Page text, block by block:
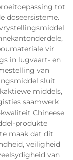
tot
doseersisteme.
vir
in lugvaart- en
van
sluit
middels,
saamwerk
Chineese
produkte
maak dat dit
veiligheid
van